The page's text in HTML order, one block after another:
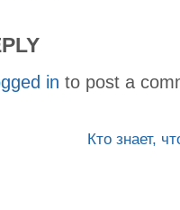
in to post a
Кто знает,